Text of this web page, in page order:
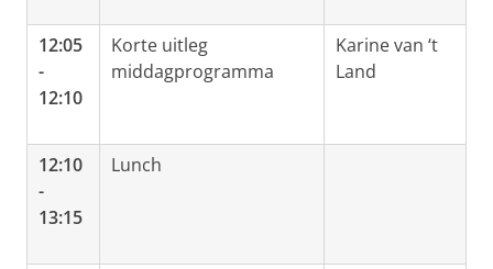
12:05
-
12:10
Korte uitleg
middagprogramma
Karine van ‘t
Land
12:10
-
13:15
Lunch